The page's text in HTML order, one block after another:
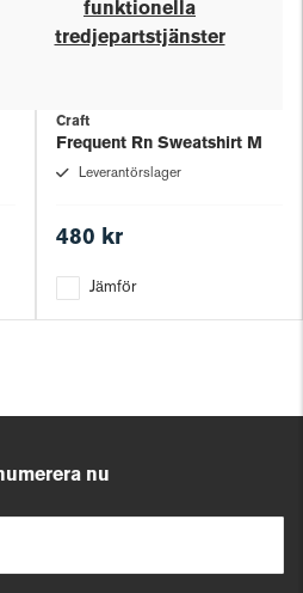
funktionella
tredjepartstjänster
Craft
Frequent Rn Sweatshirt M
Leverantörslager
480 kr
Jämför
nu